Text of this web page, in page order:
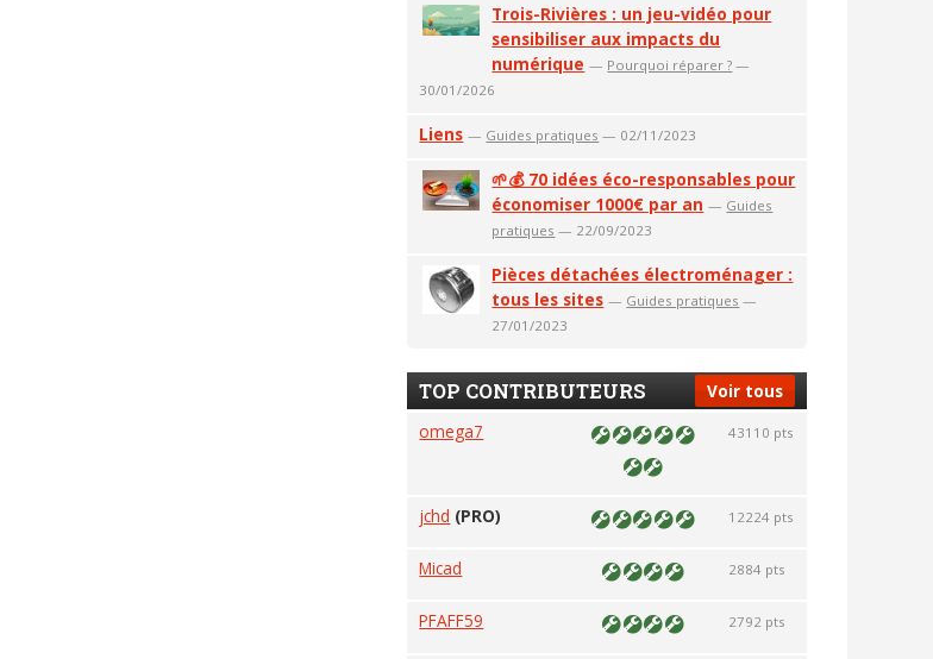
Trois-Rivières : un jeu-vidéo pour
sensibiliser aux impacts du
numérique — Pourquoi réparer ? —
30/01/2026
Liens — Guides pratiques — 02/11/2023
🌱💰 70 idées éco-responsables pour
économiser 1000€ par an — Guides
pratiques — 22/09/2023
Pièces détachées électroménager :
tous les sites — Guides pratiques —
27/01/2023
Voir tous
TOP CONTRIBUTEURS
omega7 43110 pts
jchd (PRO) 12224 pts
Micad 2884 pts
PFAFF59 2792 pts